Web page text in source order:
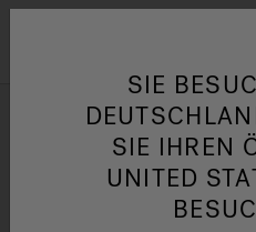
Infrarot-
SIE
SIE IHREN
UNITED